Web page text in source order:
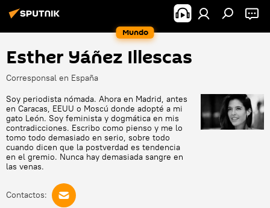
Mundo
Esther Yáñez Illescas
Corresponsal en España
Soy periodista nómada. Ahora en Madrid, antes
en Caracas, EEUU o Moscú donde adopté a mi
gato León. Soy feminista y dogmática en mis
contradicciones. Escribo como pienso y me lo
tomo todo demasiado en serio, sobre todo
cuando dicen que la postverdad es tendencia
en el gremio. Nunca hay demasiada sangre en
las venas.
Contactos: